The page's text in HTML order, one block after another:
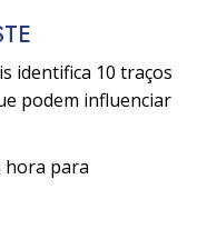
identifica 10 traços
podem influenciar
hora para